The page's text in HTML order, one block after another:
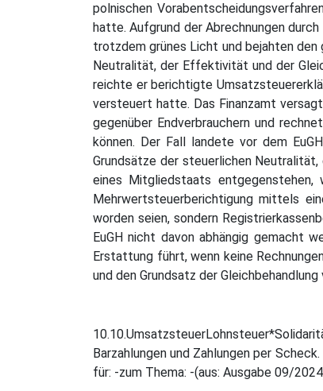
polnischen
hatte. Aufgrund der Abrechnungen
trotzdem grünes Licht und bejahten
Neutralität, der Effektivität und der
reichte er berichtigte
versteuert hatte. Das Finanzamt
gegenüber Endverbrauchern und
können. Der Fall landete vor dem
Grundsätze der steuerlichen
eines Mitgliedstaats entgegenstehen,
Mehrwertsteuerberichtigung mittels
worden seien, sondern
EuGH nicht davon abhängig gemacht
Erstattung führt, wenn keine
und den Grundsatz der
Barzahlungen und Zahlungen per
für: -zum Thema: -(aus: Ausgabe 09/